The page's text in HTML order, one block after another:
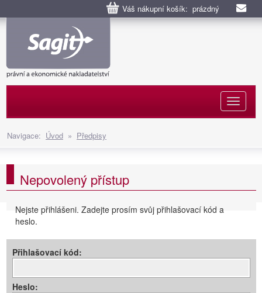
Váš nákupní košík: prázdný
Navigace: Úvod » Předpisy
Nepovolený přístup
Nejste přihlášeni. Zadejte prosím svůj přihlašovací kód a
heslo.
Přihlašovací kód:
Heslo: